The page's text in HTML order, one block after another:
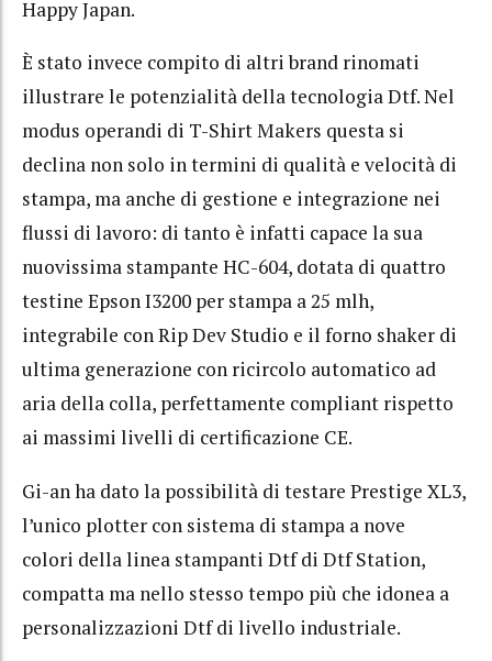
Happy Japan.
È stato invece compito di altri brand rinomati
illustrare le potenzialità della tecnologia Dtf. Nel
modus operandi di T-Shirt Makers questa si
declina non solo in termini di qualità e velocità di
stampa, ma anche di gestione e integrazione nei
flussi di lavoro: di tanto è infatti capace la sua
nuovissima stampante HC-604, dotata di quattro
testine Epson I3200 per stampa a 25 mlh,
integrabile con Rip Dev Studio e il forno shaker di
ultima generazione con ricircolo automatico ad
aria della colla, perfettamente compliant rispetto
ai massimi livelli di certificazione CE.
Gi-an ha dato la possibilità di testare Prestige XL3,
l’unico plotter con sistema di stampa a nove
colori della linea stampanti Dtf di Dtf Station,
compatta ma nello stesso tempo più che idonea a
personalizzazioni Dtf di livello industriale.